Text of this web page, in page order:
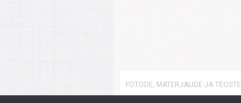
FOTODE, MATERJALIDE JA